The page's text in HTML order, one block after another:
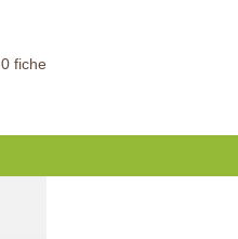
0 fiche